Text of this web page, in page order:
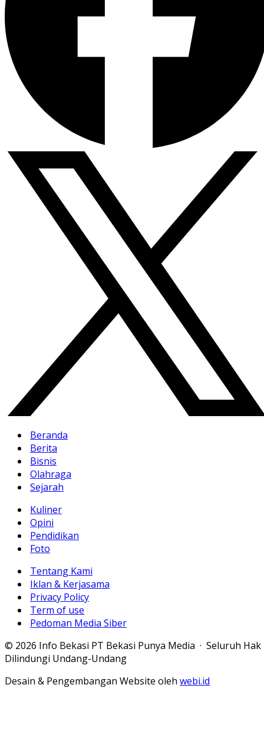
Beranda
Berita
Bisnis
Olahraga
Sejarah
Kuliner
Opini
Pendidikan
Foto
Tentang Kami
Iklan & Kerjasama
Privacy Policy
Term of use
Pedoman Media Siber
© 2026 Info Bekasi PT Bekasi Punya Media · Seluruh Hak
Dilindungi Undang-Undang
Desain & Pengembangan Website oleh webi.id